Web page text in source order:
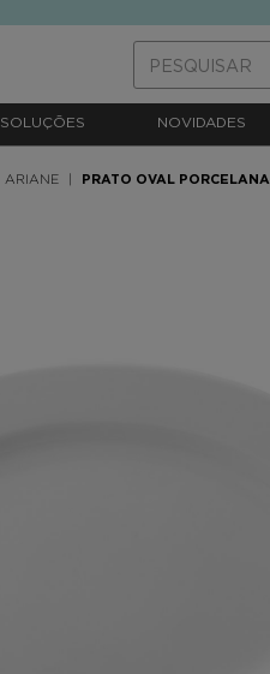
SOLUÇÕES NOVIDADES
ARIANE PRATO OVAL PORCELANA